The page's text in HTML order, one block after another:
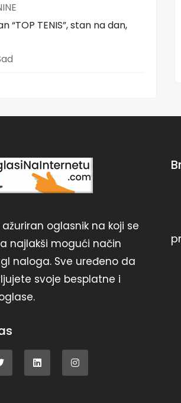
“TOP TENIS”, stan na dan,
oglasnik na koji se
najlakši mogući način
naloga. Sve uređeno da
svoje besplatne i